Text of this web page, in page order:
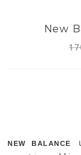
New
NEW BALANCE